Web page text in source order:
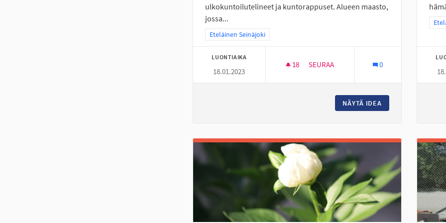
ulkokuntoilutelineet ja kuntorappuset. Alueen maasto,
jossa...
Rajaa tulokset teeman mukaan: Eteläinen Seinäjoki
Eteläinen Seinäjoki
LUONTIAIKA
18.01.2023
18 18 SEURAAJAA
SEURAA
LUOMANKYLÄN KOULULLE
0
NÄYTÄ IDEA LUOMANKYLÄN